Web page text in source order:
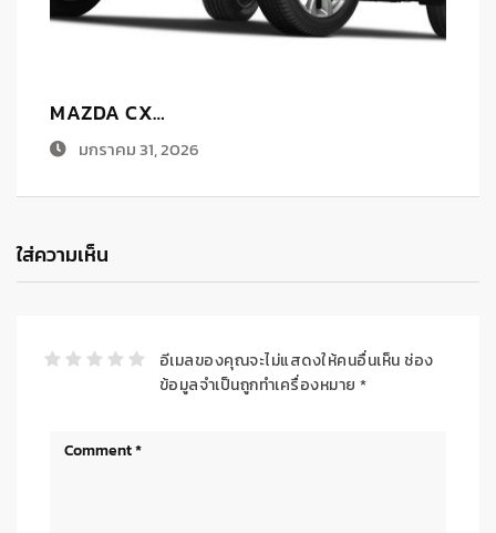
ทีเอ็นพี…
ตุลาคม 1, 2025
ใส่ความเห็น
อีเมลของคุณจะไม่แสดงให้คนอื่นเห็น ช่อง
ข้อมูลจำเป็นถูกทำเครื่องหมาย *